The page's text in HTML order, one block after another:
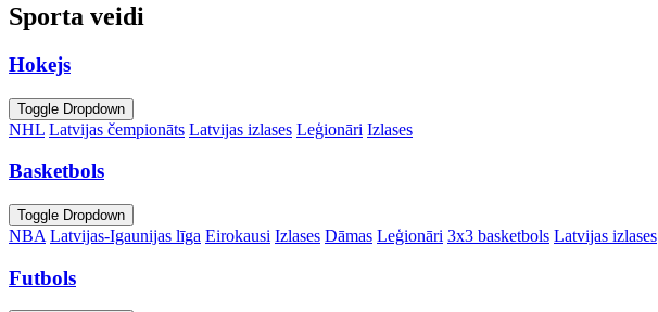
Sporta veidi
Hokejs
Toggle Dropdown
NHL Latvijas čempionāts Latvijas izlases Leģionāri Izlases
Basketbols
Toggle Dropdown
NBA Latvijas-Igaunijas līga Eirokausi Izlases Dāmas Leģionāri 3x3 basketbols Latvijas izlases
Futbols